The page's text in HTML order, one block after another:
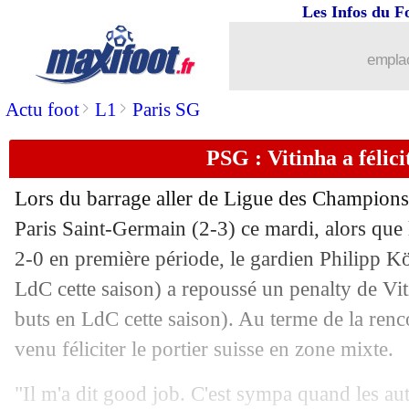
Actu foot> L1 > Paris SG
Les Infos du
PSG : Vitinha a
Lors du barrage aller de Ligue des
Paris Saint-Germain (2-3) ce mardi, alors que
2-0 en première période, le gardien Philipp
LdC cette saison) a repoussé un penalty de
buts en LdC cette saison). Au terme de la
venu féliciter le portier suisse en zone mixte.
"Il m'a dit good job. C'est sympa quand les
Benfica : Vinicius, Carragher
18/02 PSG: Doué buteur, victoire assurée
18/02 Atletico: Alvarez intéressé par le
18/02 PSG: Doué ne visait pas Dembélé
18/02 OM : Beye sans doute absent à Brest
18/02 Juve: Spalletti très amer
OM : De Zerbi, Micoud ne comprend